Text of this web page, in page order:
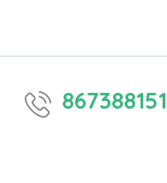
867388151